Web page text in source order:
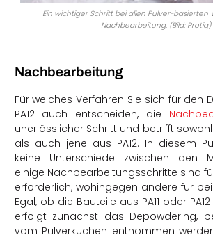
Ein wichtiger Schritt bei allen Pulver-basierten
Nachbearbeitung. (Bild: Protiq)
Nachbearbeitung
Für welches Verfahren Sie sich für den
PA12 auch entscheiden, die
unerlässlicher Schritt und betrifft sowohl
als auch jene aus PA12. In diesem
keine Unterschiede zwischen den
einige Nachbearbeitungsschritte sind
erforderlich, wohingegen andere für
Egal, ob die Bauteile aus PA11 oder
erfolgt zunächst das Depowdering,
vom Pulverkuchen entnommen